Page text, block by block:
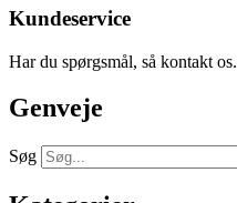
Kundeservice
Har du spørgsmål, så kontakt os.
Genveje
Søg